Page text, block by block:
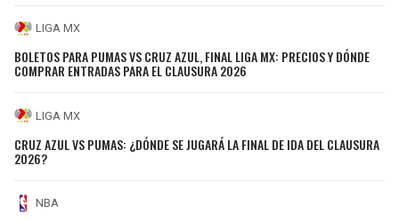
LIGA MX
BOLETOS PARA PUMAS VS CRUZ AZUL, FINAL LIGA MX: PRECIOS Y DÓNDE
COMPRAR ENTRADAS PARA EL CLAUSURA 2026
LIGA MX
CRUZ AZUL VS PUMAS: ¿DÓNDE SE JUGARÁ LA FINAL DE IDA DEL CLAUSURA
2026?
NBA